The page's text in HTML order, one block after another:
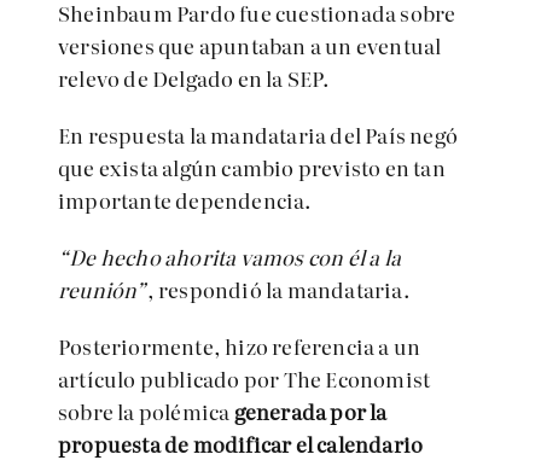
Sheinbaum Pardo fue cuestionada sobre
versiones que apuntaban a un eventual
relevo de Delgado en la SEP.
En respuesta la mandataria del País negó
que exista algún cambio previsto en tan
importante dependencia.
“De hecho ahorita vamos con él a la
reunión”, respondió la mandataria.
Posteriormente, hizo referencia a un
artículo publicado por The Economist
sobre la polémica generada por la
propuesta de modificar el calendario